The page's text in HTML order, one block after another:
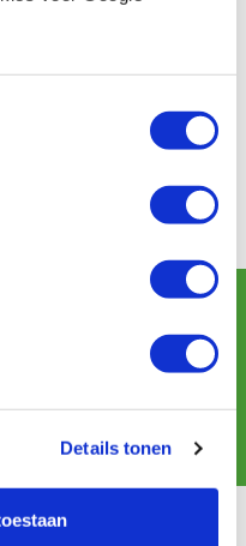
Details tonen
Shops als een
het verkrijgen van
maatregelen